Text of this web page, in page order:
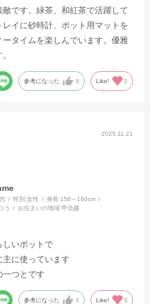
です。緑茶、和紅茶で活躍して
イに砂時計、ポット用マットを
ータイムを楽しんでいます。優雅
参考になった 0 Like! 2
2025.11.21
性別:女性 身長:156～160cm
う お住まいの地域:甲信越
しいポットで
に使っています
一つとです
参考になった 1 Like! 0